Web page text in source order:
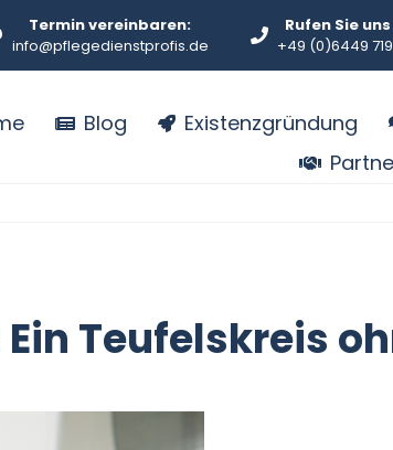
Termin vereinbaren:
info@pflegedienstprofis.de
Rufen Sie
+49 (0)6449
Blog Existenzgründung
Teufelskreis